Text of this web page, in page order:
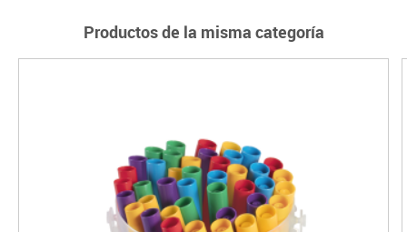
Productos de la misma categoría